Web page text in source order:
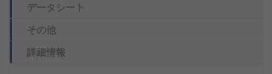
データシート
その他
詳細情報